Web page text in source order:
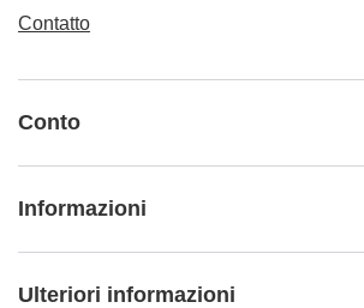
Contatto
Conto
Informazioni
Ulteriori informazioni